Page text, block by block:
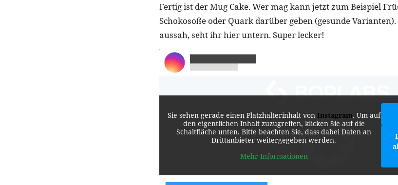
Fertig ist der Mug Cake. Wer mag kann jetzt zum Beispiel
Schokosoße oder Quark darüber geben (gesunde
aussah, seht ihr hier untern. Super lecker!
Sie sehen gerade einen Platzhalterinhalt von Instagram. Um auf
den eigentlichen Inhalt zuzugreifen, klicken Sie auf die
Schaltfläche unten. Bitte beachten Sie, dass dabei Daten an
Drittanbieter weitergegeben werden.
Mehr Informationen